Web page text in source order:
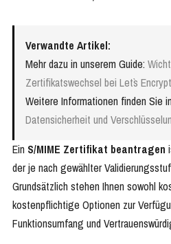
Verwandte Artikel:
Mehr dazu in unserem Guide:
Zertifikatswechsel bei Let`s
Weitere Informationen finden Sie in
Datensicherheit und
Ein S/MIME Zertifikat beantragen
der je nach gewählter
Grundsätzlich stehen Ihnen sowohl
kostenpflichtige Optionen zur
Funktionsumfang und